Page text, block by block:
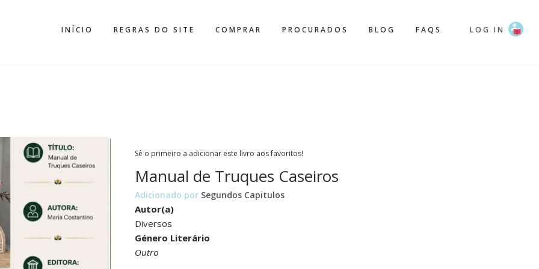
INÍCIO REGRAS DO SITE COMPRAR PROCURADOS BLOG FAQS LOG IN
Sê o primeiro a adicionar este livro aos favoritos!
Manual de Truques Caseiros
Adicionado por Segundos Capitulos
Autor(a)
Diversos
Género Literário
Outro